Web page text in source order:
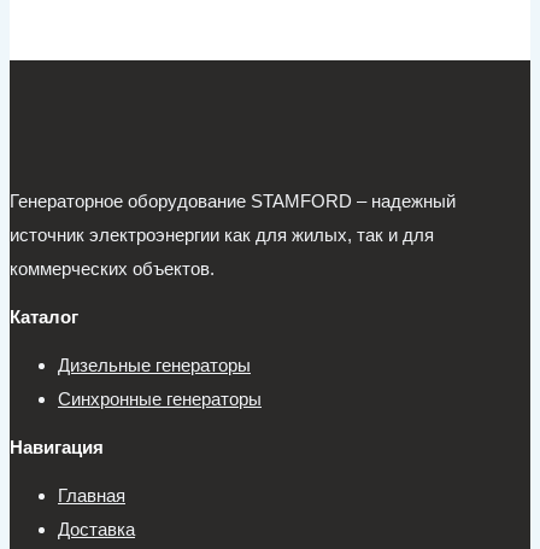
Генераторное оборудование STAMFORD – надежный
источник электроэнергии как для жилых, так и для
коммерческих объектов.
Каталог
Дизельные генераторы
Синхронные генераторы
Навигация
Главная
Доставка